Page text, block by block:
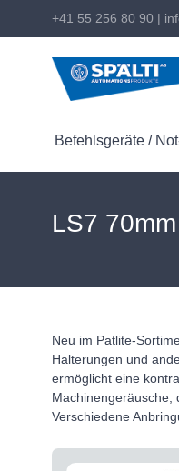
+41 55 256 80 90 |
Befehlsgeräte /
LS7
Neu im Patlite-
Halterungen und
ermöglicht eine
Machinengeräusche,
Verschiedene